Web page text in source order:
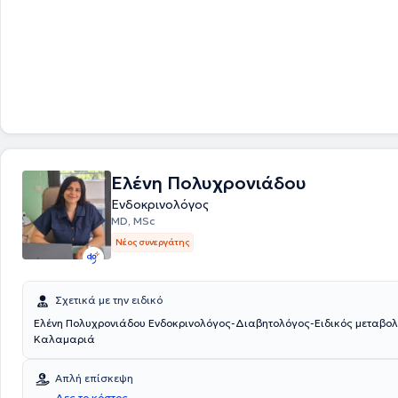
Ελένη Πολυχρονιάδου
Ενδοκρινολόγος
MD, MSc
Νέος συνεργάτης
Σχετικά με την ειδικό
Ελένη Πολυχρονιάδου Ενδοκρινολόγος-Διαβητολόγος-Ειδικός
Καλαμαριά
Απλή επίσκεψη